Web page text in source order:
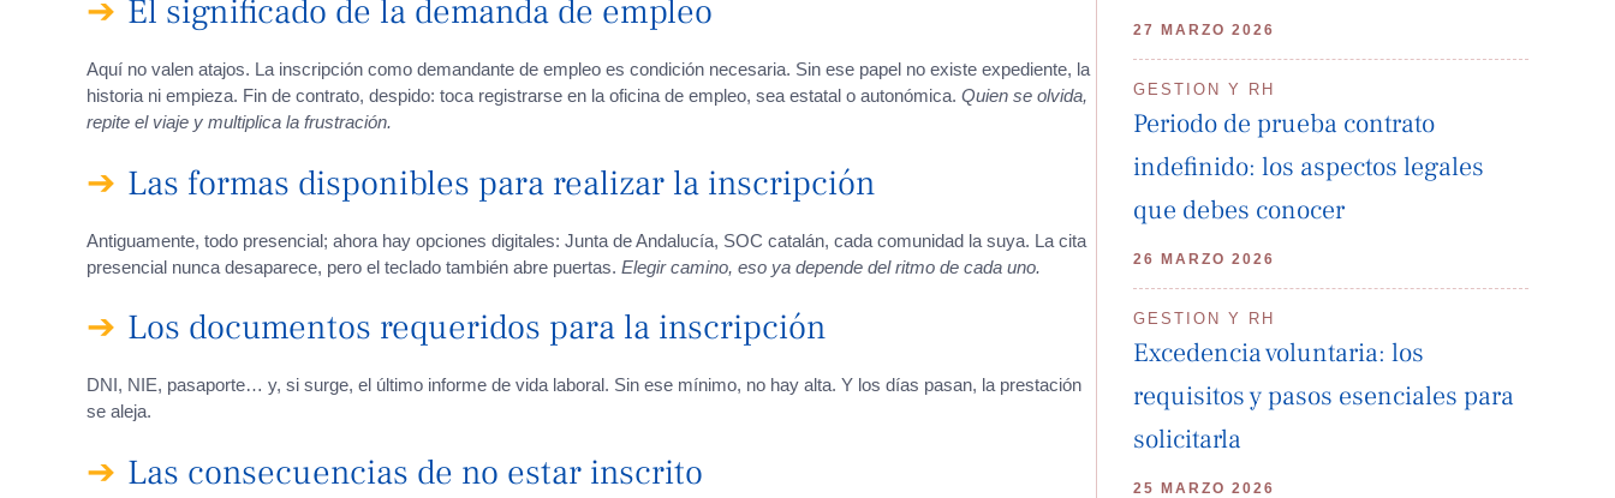
El significado de la demanda de empleo
Aquí no valen atajos. La inscripción como demandante de empleo es condición necesaria. Sin ese papel no existe expediente, la
historia ni empieza. Fin de contrato, despido: toca registrarse en la oficina de empleo, sea estatal o autonómica. Quien se olvida,
repite el viaje y multiplica la frustración.
Las formas disponibles para realizar la inscripción
Antiguamente, todo presencial; ahora hay opciones digitales: Junta de Andalucía, SOC catalán, cada comunidad la suya. La cita
presencial nunca desaparece, pero el teclado también abre puertas. Elegir camino, eso ya depende del ritmo de cada uno.
Los documentos requeridos para la inscripción
DNI, NIE, pasaporte… y, si surge, el último informe de vida laboral. Sin ese mínimo, no hay alta. Y los días pasan, la prestación
se aleja.
Las consecuencias de no estar inscrito
27 MARZO 2026
GESTION Y RH
Periodo de prueba contrato
indefinido: los aspectos legales
que debes conocer
26 MARZO 2026
GESTION Y RH
Excedencia voluntaria: los
requisitos y pasos esenciales para
solicitarla
25 MARZO 2026